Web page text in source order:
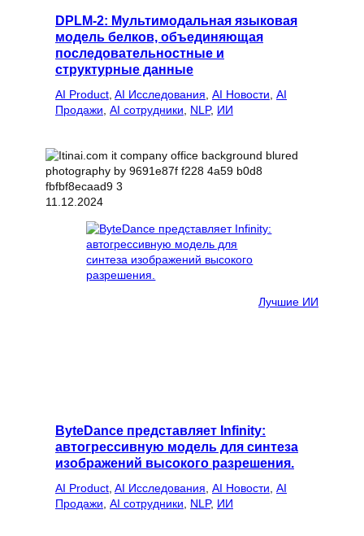
DPLM-2: Мультимодальная языковая
модель белков, объединяющая
последовательностные и
структурные данные
AI Product AI Исследования AI Новости AI
Продажи AI сотрудники NLP, ИИ
11.12.2024
Лучшие ИИ
ByteDance представляет Infinity:
автогрессивную модель для синтеза
изображений высокого разрешения.
AI Product AI Исследования AI Новости AI
Продажи AI сотрудники NLP, ИИ